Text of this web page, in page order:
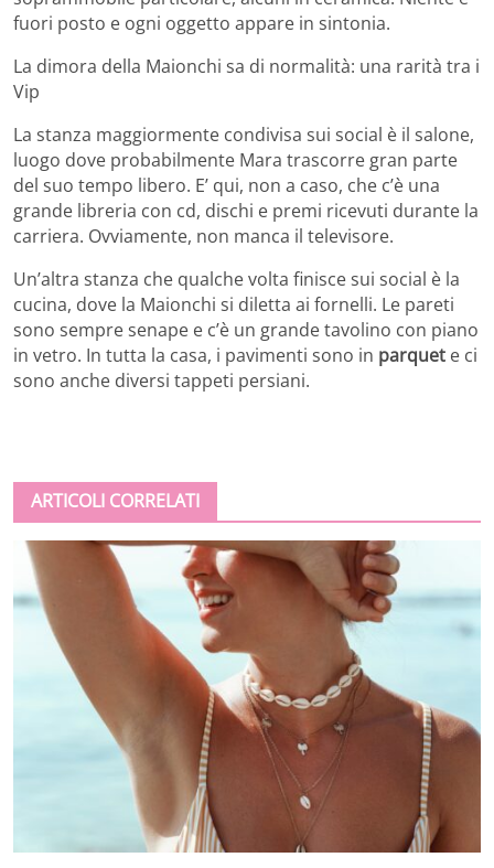
fuori posto e ogni oggetto appare in sintonia.
La dimora della Maionchi sa di normalità: una rarità tra i
Vip
La stanza maggiormente condivisa sui social è il salone,
luogo dove probabilmente Mara trascorre gran parte
del suo tempo libero. E’ qui, non a caso, che c’è una
grande libreria con cd, dischi e premi ricevuti durante la
carriera. Ovviamente, non manca il televisore.
Un’altra stanza che qualche volta finisce sui social è la
cucina, dove la Maionchi si diletta ai fornelli. Le pareti
sono sempre senape e c’è un grande tavolino con piano
in vetro. In tutta la casa, i pavimenti sono in parquet e ci
sono anche diversi tappeti persiani.
ARTICOLI CORRELATI